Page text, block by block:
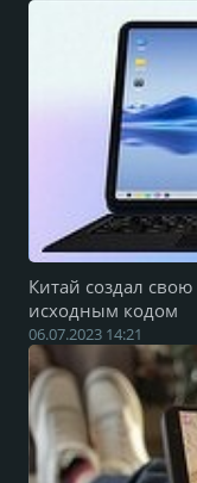
Китай создал
исходным кодом
06.07.2023 14:21